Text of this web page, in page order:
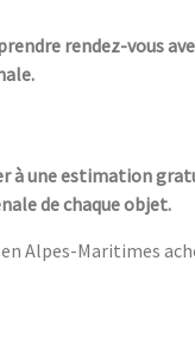
rendez-vous
à une estimation
de chaque objet.
en Alpes-Maritimes